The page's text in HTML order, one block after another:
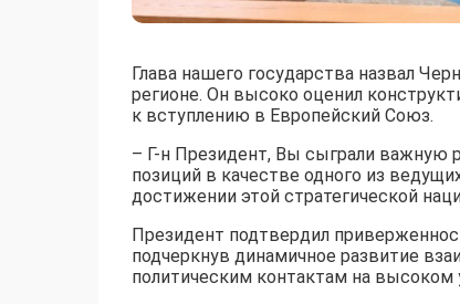
Глава нашего государства назвал
регионе. Он высоко оценил
к вступлению в Европейский Союз.
– Г-н Президент, Вы сыграли важную
позиций в качестве одного из
достижении этой стратегической
Президент подтвердил
подчеркнув динамичное развитие
политическим контактам на высоком